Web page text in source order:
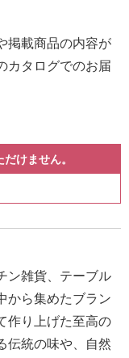
掲載商品の内容が
カタログでのお届
けません。
ン雑貨、テーブル
から集めたブラン
作り上げた至高の
伝統の味や、自然